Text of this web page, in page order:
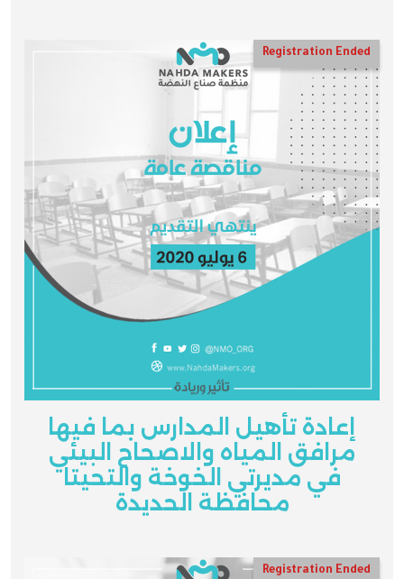
Registration Ended
إعادة تأهيل المدارس بما فيها
مرافق المياه والاصحاح البيئي
في مديرتي الخوخة والتحيتا
محافظة الحديدة
Registration Ended